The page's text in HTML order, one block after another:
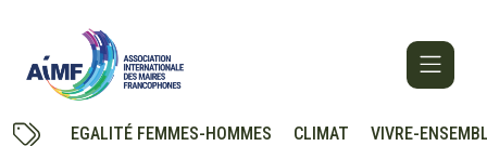
EGALITÉ FEMMES-HOMMES CLIMAT VIVRE-